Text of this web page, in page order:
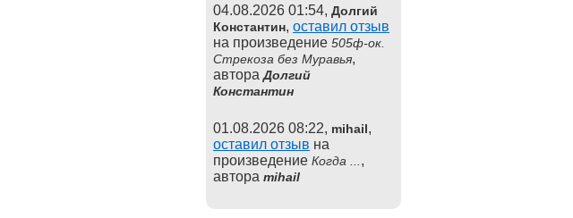
04.08.2026 01:54, Долгий
Константин, оставил отзыв
на произведение 505ф-ок.
Стрекоза без Муравья,
автораДолгий
Константин
01.08.2026 08:22, mihail,
оставил отзыв на
произведение Когда ... ,
автора mihail